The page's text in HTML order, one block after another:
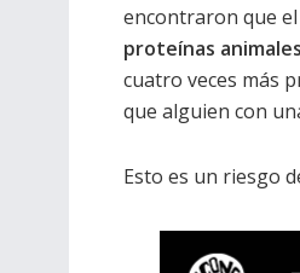
encontraron que
proteínas animales
cuatro veces más
que alguien con
Esto es un riesgo